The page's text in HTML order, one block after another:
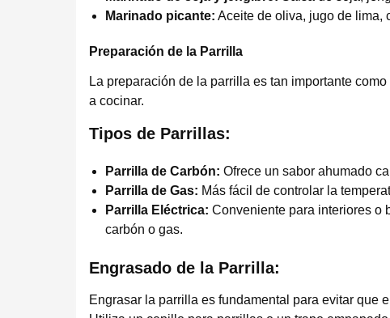
Marinado picante: Aceite de oliva, jugo de lima,
Preparación de la Parrilla
La preparación de la parrilla es tan importante
a cocinar.
Tipos de Parrillas:
Parrilla de Carbón: Ofrece un sabor ahumado
Parrilla de Gas: Más fácil de controlar la
Parrilla Eléctrica: Conveniente para interiores o
carbón o gas.
Engrasado de la Parrilla:
Engrasar la parrilla es fundamental para evitar que